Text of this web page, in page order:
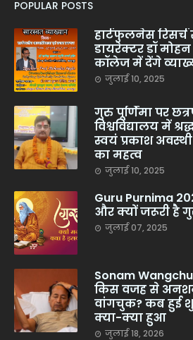
POPULAR POSTS
हार्टफुलनेस
डायरेक्टर डॉ
कॉलेज में देंगे
जुलाई 10, 2025
गुरु पूर्णिमा पर
विश्वविद्यालय में
स्वयं प्रकाश
का महत्व
जुलाई 10, 2025
Guru Purnima
और क्यों जरूरी है
जुलाई 07, 2025
Sonam
किस वजह से
वांगचुक? कब
क्या-क्या हुआ
जुलाई 18, 2026